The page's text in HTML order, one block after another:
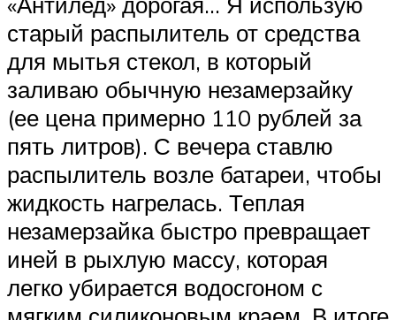
старый распылитель от средства
для мытья стекол, в который
заливаю обычную незамерзайку
(ее цена примерно 110 рублей за
пять литров). С вечера ставлю
распылитель возле батареи, чтобы
жидкость нагрелась. Теплая
незамерзайка быстро превращает
иней в рыхлую массу, которая
легко убирается водосгоном с